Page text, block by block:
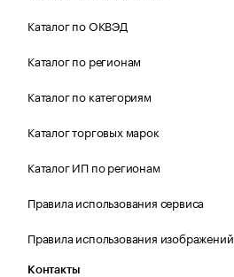
Каталог по ОКВЭД
Каталог по регионам
Каталог по категориям
Каталог торговых марок
Каталог ИП по регионам
Правила использования сервиса
Правила использования изображений
Контакты